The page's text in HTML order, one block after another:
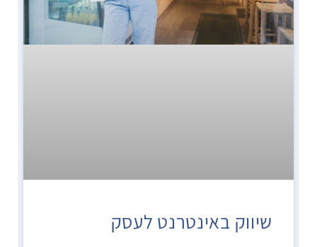
שיווק באינטרנט לעסק